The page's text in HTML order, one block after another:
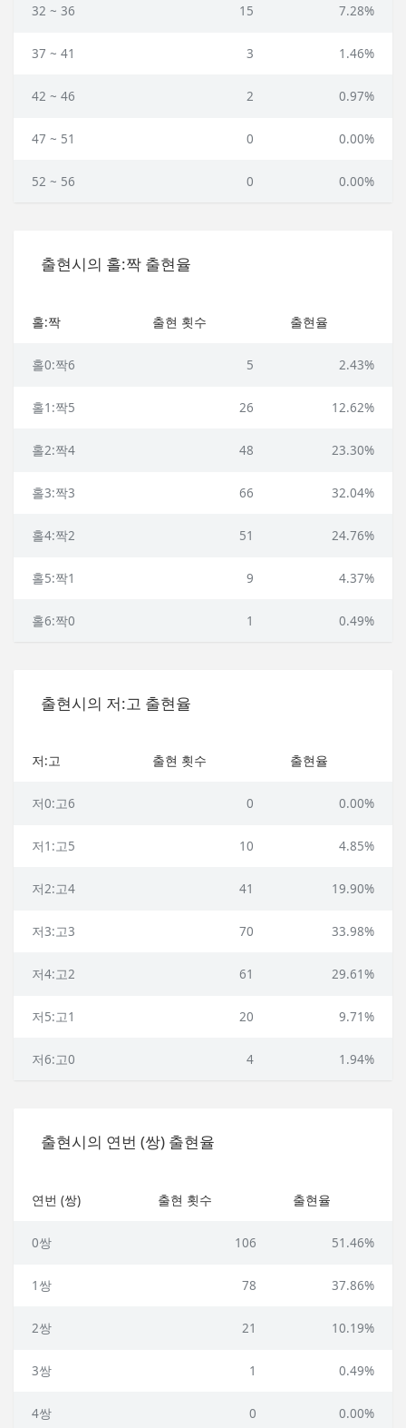
32 ~ 36 15 7.28%
37 ~ 41 3 1.46%
42 ~ 46 2 0.97%
47 ~ 51 0 0.00%
52 ~ 56 0 0.00%
출현시의 홀:짝 출현율
홀:짝 출현 횟수 출현율
홀0:짝6 5 2.43%
홀1:짝5 26 12.62%
홀2:짝4 48 23.30%
홀3:짝3 66 32.04%
홀4:짝2 51 24.76%
홀5:짝1 9 4.37%
홀6:짝0 1 0.49%
출현시의 저:고 출현율
저:고 출현 횟수 출현율
저0:고6 0 0.00%
저1:고5 10 4.85%
저2:고4 41 19.90%
저3:고3 70 33.98%
저4:고2 61 29.61%
저5:고1 20 9.71%
저6:고0 4 1.94%
출현시의 연번 (쌍) 출현율
연번 (쌍) 출현 횟수 출현율
0쌍 106 51.46%
1쌍 78 37.86%
2쌍 21 10.19%
3쌍 1 0.49%
4쌍 0 0.00%